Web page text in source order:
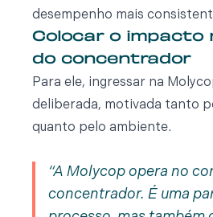
desempenho mais
Colocar o impacto
do concentrador
Para ele, ingressar na
deliberada, motivada tanto
quanto pelo ambiente.
A Molycop opera no
concentrador. É uma